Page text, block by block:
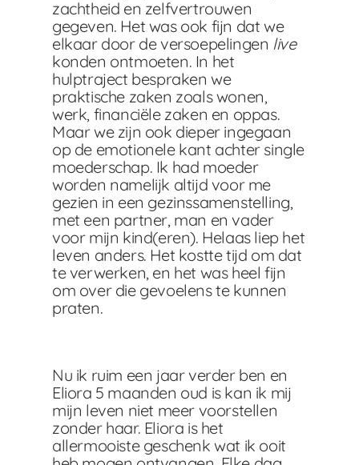
zachtheid en zelfvertrouwen
gegeven. Het was ook fijn dat we
elkaar door de versoepelingen live
konden ontmoeten. In het
hulptraject bespraken we
praktische zaken zoals wonen,
werk, financiële zaken en oppas.
Maar we zijn ook dieper ingegaan
op de emotionele kant achter single
moederschap. Ik had moeder
worden namelijk altijd voor me
gezien in een gezinssamenstelling,
met een partner, man en vader
voor mijn kind(eren). Helaas liep het
leven anders. Het kostte tijd om dat
te verwerken, en het was heel fijn
om over die gevoelens te kunnen
praten.
Nu ik ruim een jaar verder ben en
Eliora 5 maanden oud is kan ik mij
mijn leven niet meer voorstellen
zonder haar. Eliora is het
allermooiste geschenk wat ik ooit